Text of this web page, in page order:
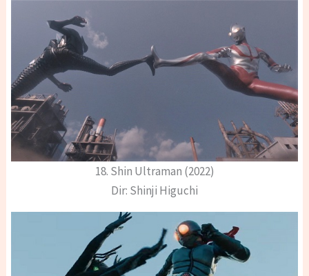
18. Shin Ultraman (2022)
Dir: Shinji Higuchi